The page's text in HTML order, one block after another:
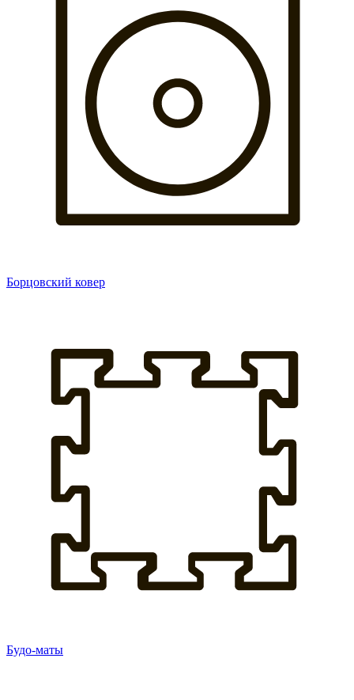
Борцовский ковер
Будо-маты